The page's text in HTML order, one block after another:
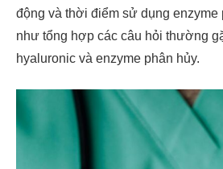
động và thời điểm sử dụng enzyme
như tổng hợp các câu hỏi thường
hyaluronic và enzyme phân hủy.